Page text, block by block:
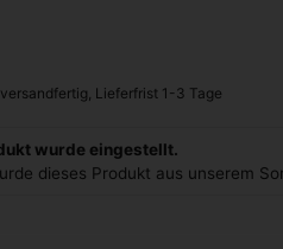
wurde eingestellt.
dieses Produkt aus unserem